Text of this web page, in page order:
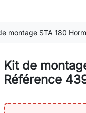
montage STA 180
Kit de
Référence